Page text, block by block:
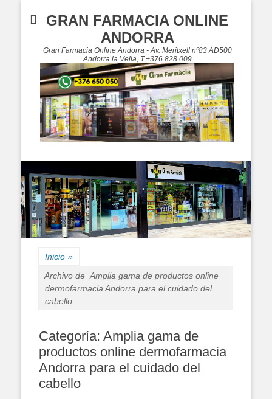
GRAN FARMACIA ONLINE
ANDORRA
Gran Farmacia Online Andorra - Av. Meritxell nº83 AD500
Andorra la Vella, T.+376 828 009
Inicio »
Archivo de Amplia gama de productos online
dermofarmacia Andorra para el cuidado del
cabello
Categoría: Amplia gama de
productos online dermofarmacia
Andorra para el cuidado del
cabello